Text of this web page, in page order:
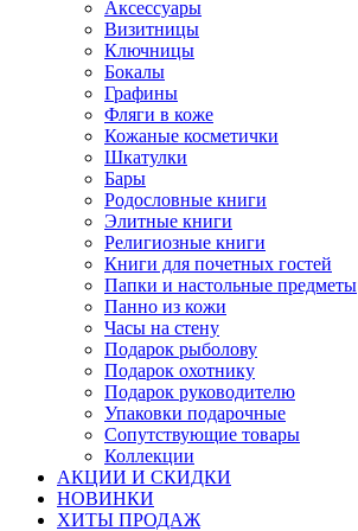
Аксессуары
Визитницы
Ключницы
Бокалы
Графины
Фляги в коже
Кожаные косметички
Шкатулки
Бары
Родословные книги
Элитные книги
Религиозные книги
Книги для почетных гостей
Папки и настольные предметы
Панно из кожи
Часы на стену
Подарок рыболову
Подарок охотнику
Подарок руководителю
Упаковки подарочные
Сопутствующие товары
Коллекции
АКЦИИ И СКИДКИ
НОВИНКИ
ХИТЫ ПРОДАЖ